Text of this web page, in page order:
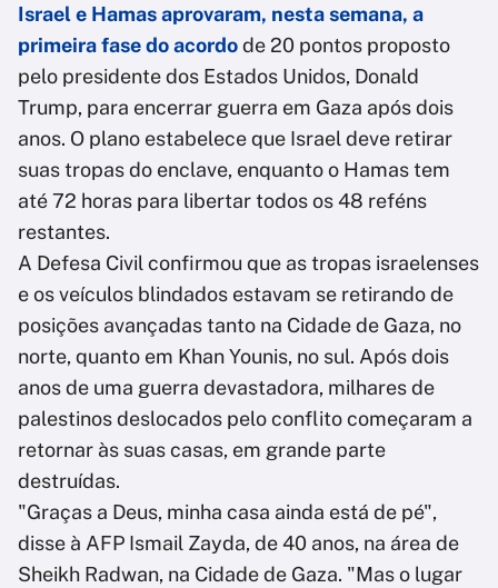
Israel e Hamas aprovaram, nesta semana, a
primeira fase do acordode 20 pontos proposto
pelo presidente dos Estados Unidos, Donald
Trump, para encerrar guerra em Gaza após dois
anos. O plano estabelece que Israel deve retirar
suas tropas do enclave, enquanto o Hamas tem
até 72 horas para libertar todos os 48 reféns
restantes.
A Defesa Civil confirmou que as tropas israelenses
e os veículos blindados estavam se retirando de
posições avançadas tanto na Cidade de Gaza, no
norte, quanto em Khan Younis, no sul. Após dois
anos de uma guerra devastadora, milhares de
palestinos deslocados pelo conflito começaram a
retornar às suas casas, em grande parte
destruídas.
"Graças a Deus, minha casa ainda está de pé",
disse à AFP Ismail Zayda, de 40 anos, na área de
Sheikh Radwan, na Cidade de Gaza. "Mas o lugar